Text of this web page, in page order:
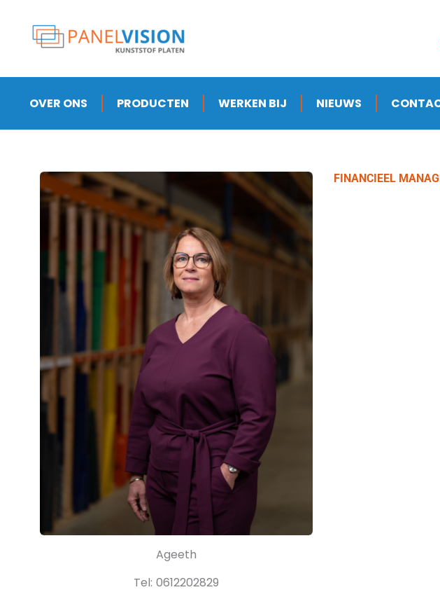
OVER ONS PRODUCTEN WERKEN BIJ NIEUWS
Ageeth
Tel: 0612202829
FINANCIEEL